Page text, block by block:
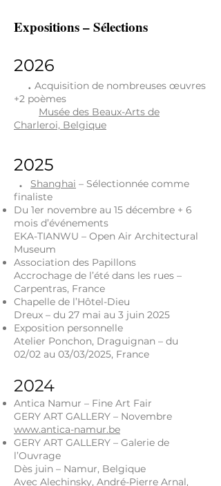
Expositions – Sélections
2026
. Acquisition de nombreuses œuvres
+2 poèmes
Musée des Beaux-Arts de
Charleroi, Belgique
2025
. Shanghai – Sélectionnée comme
finaliste
Du 1er novembre au 15 décembre + 6
mois d’événements
EKA-TIANWU – Open Air Architectural
Museum
Association des Papillons
Accrochage de l’été dans les rues –
Carpentras, France
Chapelle de l’Hôtel-Dieu
Dreux – du 27 mai au 3 juin 2025
Exposition personnelle
Atelier Ponchon, Draguignan – du
02/02 au 03/03/2025, France
2024
Antica Namur – Fine Art Fair
GERY ART GALLERY – Novembre
www.antica-namur.be
GERY ART GALLERY – Galerie de
l’Ouvrage
Dès juin – Namur, Belgique
Avec Alechinsky, André-Pierre Arnal,